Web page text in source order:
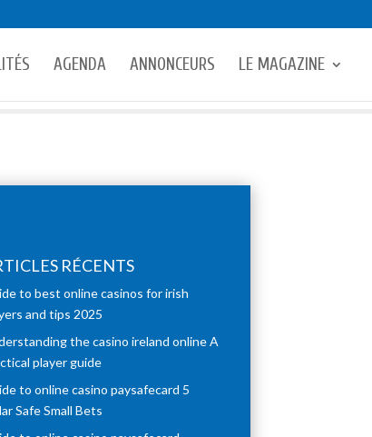
AGENDA ANNONCEURS LE MAGAZINE
RÉCENTS
to best online casinos for irish
and tips 2025
the casino ireland online A
player guide
to online casino paysafecard 5
Safe Small Bets